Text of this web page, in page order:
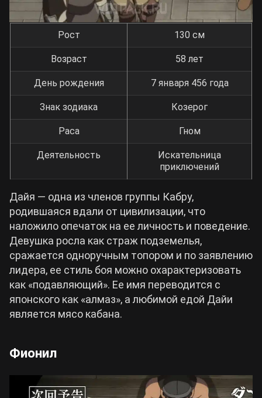
Рост 130 см
Возраст 58 лет
День рождения 7 января 456 года
Знак зодиака Козерог
Раса Гном
Деятельность
Искательница
приключений
Дайя — одна из членов группы Кабру,
родившаяся вдали от цивилизации, что
наложило опечаток на ее личность и поведение.
Девушка росла как страж подземелья,
сражается одноручным топором и по заявлению
лидера, ее стиль боя можно охарактеризовать
как «подавляющий». Ее имя переводится с
японского как «алмаз», а любимой едой Дайи
является мясо кабана.
Фионил